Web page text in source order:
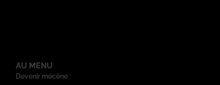
AU MENU
Devenir mécène